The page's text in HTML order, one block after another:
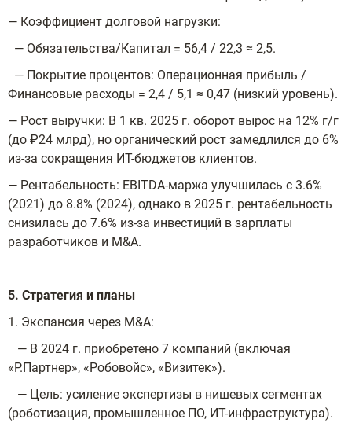
— Коэффициент долговой нагрузки:
— Обязательства/Капитал = 56,4 / 22,3 ≈ 2,5.
— Покрытие процентов: Операционная прибыль /
Финансовые расходы = 2,4 / 5,1 ≈ 0,47 (низкий уровень).
— Рост выручки: В 1 кв. 2025 г. оборот вырос на 12% г/г
(до ₽24 млрд), но органический рост замедлился до 6%
из-за сокращения ИТ-бюджетов клиентов.
— Рентабельность: EBITDA-маржа улучшилась с 3.6%
(2021) до 8.8% (2024), однако в 2025 г. рентабельность
снизилась до 7.6% из-за инвестиций в зарплаты
разработчиков и M&A.
5. Стратегия и планы
1. Экспансия через M&A:
— В 2024 г. приобретено 7 компаний (включая
«Р.Партнер», «Робовойс», «Визитек»).
— Цель: усиление экспертизы в нишевых сегментах
(роботизация, промышленное ПО, ИТ-инфраструктура).